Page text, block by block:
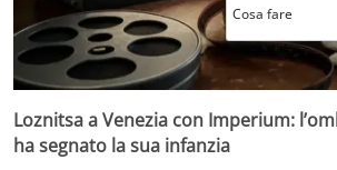
Loznitsa a Venezia con Imperium:
ha segnato la sua infanzia
Cosa fare